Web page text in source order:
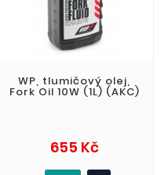
WP, tlumičový olej,
Fork Oil 10W (1L) (AKC)
655 KčCena